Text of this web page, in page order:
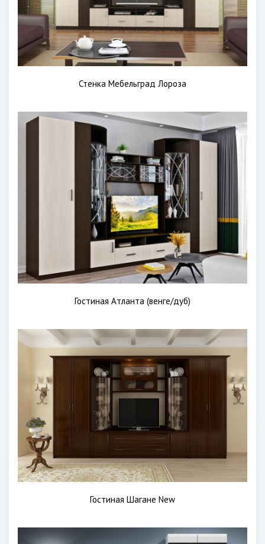
Стенка Мебельград Лороза
Гостиная Атланта (венге/дуб)
Гостиная Шагане New